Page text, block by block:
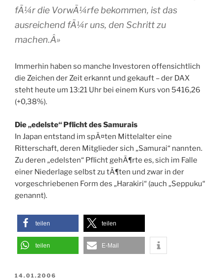
fÃ¼r die VorwÃ¼rfe bekommen, ist das
ausreichend fÃ¼r uns, den Schritt zu
machen.Â»
Immerhin haben so manche Investoren offensichtlich
die Zeichen der Zeit erkannt und gekauft – der DAX
steht heute um 13:21 Uhr bei einem Kurs von 5416,26
(+0,38%).
Die „edelste“ Pflicht des Samurais
In Japan entstand im spÃ¤ten Mittelalter eine
Ritterschaft, deren Mitglieder sich „Samurai“ nannten.
Zu deren „edelsten“ Pflicht gehÃ¶rte es, sich im Falle
einer Niederlage selbst zu tÃ¶ten und zwar in der
vorgeschriebenen Form des „Harakiri“ (auch „Seppuku“
genannt).
teilen teilen
teilen E-Mail
VERÖFFENTLICHT
14.01.2006